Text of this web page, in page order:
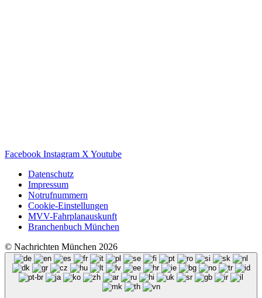
Facebook Instagram X Youtube
Datenschutz
Impressum
Notrufnummern
Cookie-Einstellungen
MVV-Fahrplanauskunft
Branchenbuch München
© Nachrichten München 2026